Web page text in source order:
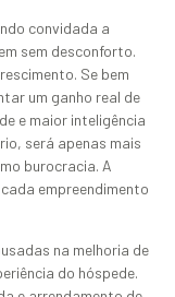
convidada a
sem desconforto.
Se bem
um ganho real de
e maior inteligência
será apenas mais
burocracia. A
empreendimento
na melhoria de
do hóspede.